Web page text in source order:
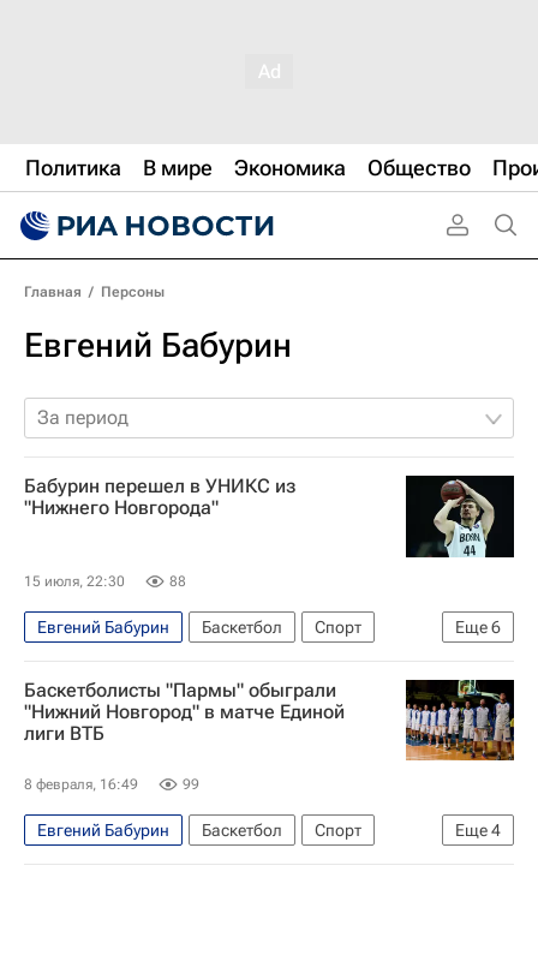
Политика В мире Экономика Общество
Главная / Персоны
Евгений Бабурин
За период
Бабурин перешел в УНИКС из
"Нижнего Новгорода"
15 июля, 22:30 88
Еще6
Евгений Бабурин Баскетбол
Спорт
Евролига
Нижний Новгород
УНИКС
Спартак-Приморье
Кубок России по баскетболу (жен.)
Единая лига ВТБ
Баскетболисты "Пармы" обыграли
"Нижний Новгород" в матче Единой
лиги ВТБ
8 февраля, 16:49 99
Еще4
Евгений Бабурин Баскетбол
Спорт
Нижний Новгород
Джейлен Адамс